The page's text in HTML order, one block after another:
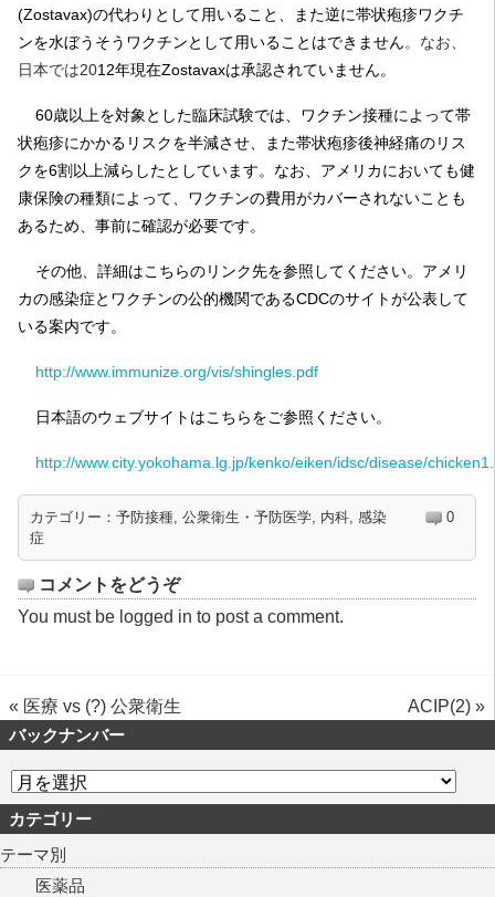
(Zostavax)の代わりとして用いること、また逆に帯状疱疹ワクチ
ンを水ぼうそうワクチンとして用いることはできません。なお、
日本では2012年現在Zostavaxは承認されていません。
60歳以上を対象とした臨床試験では、ワクチン接種によって帯
状疱疹にかかるリスクを半減させ、また帯状疱疹後神経痛のリス
クを6割以上減らしたとしています。 なお、アメリカにおいても健
康保険の種類によって、ワクチンの費用がカバーされないことも
あるため、事前に確認が必要です。
その他、詳細はこちらのリンク先を参照してください。 アメリ
カの感染症とワクチンの公的機関であるCDCのサイトが公表して
いる案内です。
http://www.immunize.org/vis/shingles.pdf
日本語のウェブサイトはこちらをご参照ください。
http://www.city.yokohama.lg.jp/kenko/eiken/idsc/disease/
カテゴリー： 予防接種, 公衆衛生・予防医学, 内科, 感染
症
0
コメントをどうぞ
You must be logged in to post a comment.
« 医療 vs (?) 公衆衛生 ACIP(2) »
バックナンバー
カテゴリー
テーマ別
医薬品